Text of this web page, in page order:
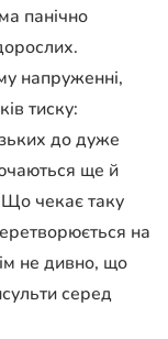
панічно
напруженні,
тиску:
до дуже
ще й
Що чекає таку
на
не дивно, що
серед